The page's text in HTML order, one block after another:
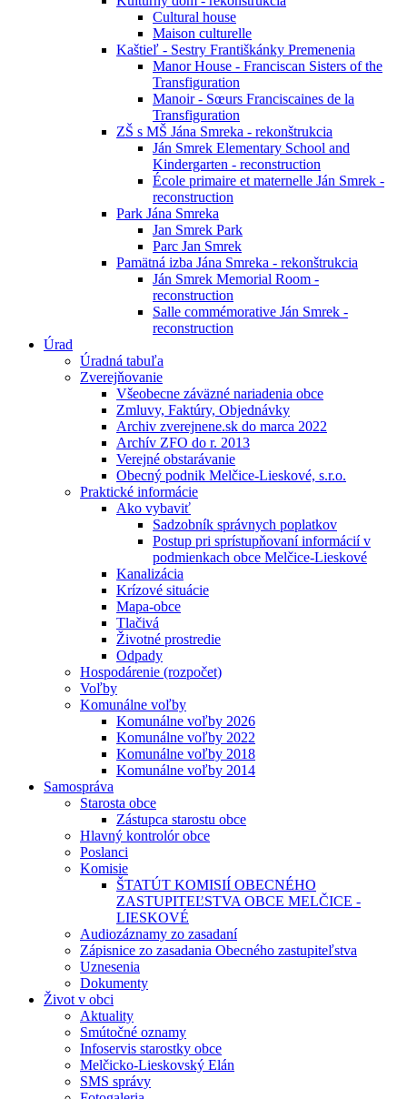
Cultural house
Maison culturelle
Kaštieľ - Sestry Františkánky Premenenia
Manor House - Franciscan Sisters of the
Transfiguration
Manoir - Sœurs Franciscaines de la
Transfiguration
ZŠ s MŠ Jána Smreka - rekonštrukcia
Ján Smrek Elementary School and
Kindergarten - reconstruction
École primaire et maternelle Ján Smrek -
reconstruction
Park Jána Smreka
Jan Smrek Park
Parc Jan Smrek
Pamätná izba Jána Smreka - rekonštrukcia
Ján Smrek Memorial Room -
reconstruction
Salle commémorative Ján Smrek -
reconstruction
Úrad
Úradná tabuľa
Zverejňovanie
Všeobecne záväzné nariadenia obce
Zmluvy, Faktúry, Objednávky
Archiv zverejnene.sk do marca 2022
Archív ZFO do r. 2013
Verejné obstarávanie
Obecný podnik Melčice-Lieskové, s.r.o.
Praktické informácie
Ako vybaviť
Sadzobník správnych poplatkov
Postup pri sprístupňovaní informácií v
podmienkach obce Melčice-Lieskové
Kanalizácia
Krízové situácie
Mapa-obce
Tlačivá
Životné prostredie
Odpady
Hospodárenie (rozpočet)
Voľby
Komunálne voľby
Komunálne voľby 2026
Komunálne voľby 2022
Komunálne voľby 2018
Komunálne voľby 2014
Samospráva
Starosta obce
Zástupca starostu obce
Hlavný kontrolór obce
Poslanci
Komisie
ŠTATÚT KOMISIÍ OBECNÉHO
ZASTUPITEĽSTVA OBCE MELČICE -
LIESKOVÉ
Audiozáznamy zo zasadaní
Zápisnice zo zasadania Obecného zastupiteľstva
Uznesenia
Dokumenty
Život v obci
Aktuality
Smútočné oznamy
Infoservis starostky obce
Melčicko-Lieskovský Elán
SMS správy